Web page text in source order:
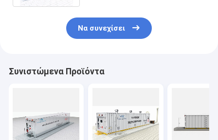
Να συνεχίσει
Συνιστώμενα Προϊόντα